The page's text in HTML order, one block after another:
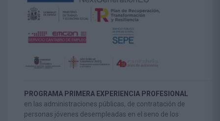
PROGRAMA PRIMERA EXPERIENCIA PROFESIONAL
en las administraciones públicas, de contratación de
personas jóvenes desempleadas en el seno de los